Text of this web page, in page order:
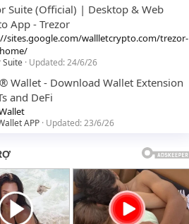
Suite (Official) | Desktop & Web
App - Trezor
sites.google.com/wallletcrypto.com/trezor-
Suite Updated:24/6/26
Wallet - Download Wallet Extension
and DeFi
APP Updated:23/6/26